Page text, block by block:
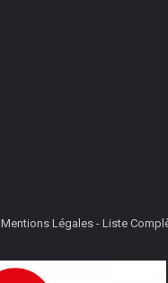
Mentions Légales - Liste